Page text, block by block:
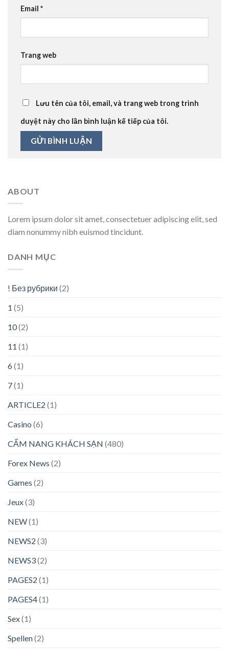
Email *
Trang web
Lưu tên của tôi, email, và trang web trong trình
duyệt này cho lần bình luận kế tiếp của tôi.
ABOUT
Lorem ipsum dolor sit amet, consectetuer adipiscing elit, sed
diam nonummy nibh euismod tincidunt.
DANH MỤC
! Без рубрики (2)
1 (5)
10(2)
11 (1)
6(1)
7(1)
ARTICLE2 (1)
Casino (6)
CẨM NANG KHÁCH SẠN (480)
Forex News (2)
Games (2)
Jeux(3)
NEW(1)
NEWS2 (3)
NEWS3(2)
PAGES2 (1)
PAGES4(1)
Sex(1)
Spellen(2)